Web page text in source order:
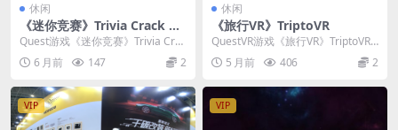
休闲
《迷你竞赛》Trivia Crack VR
v2.1.0.412131538
Quest游戏《迷你竞赛》Trivia Crac
k VR 是一款将经典知识问答与...
6 月前 147 2
休闲
《旅行VR》TriptoVR
QuestVR游戏《旅行VR》TriptoVR
是一款专注于沉浸式虚拟旅行体验
的...5 月前 406 2
VIP VIP